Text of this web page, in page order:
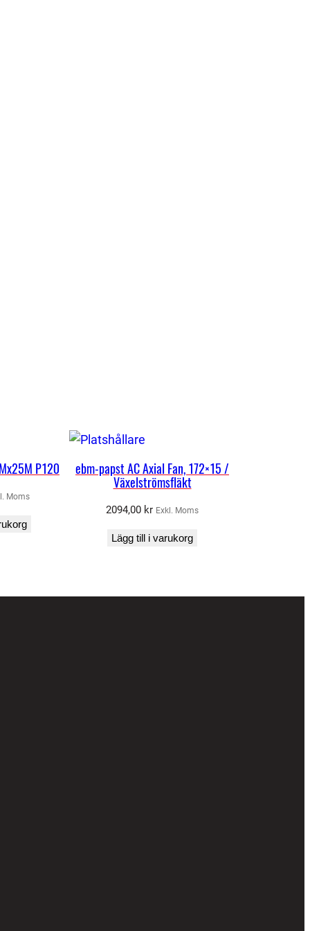
P120
Moms
ebm-papst AC Axial Fan, 172×15 /
Växelströmsfläkt
2094,00 kr Exkl. Moms
Lägg till i varukorg